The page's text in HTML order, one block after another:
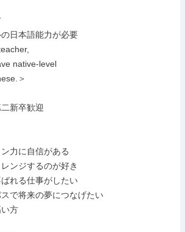
日本語能力が必要
native-level
＞
新卒歓迎
力に自信がある
ンジするのが好き
れる仕事がしたい
で将来の夢につなげたい
方